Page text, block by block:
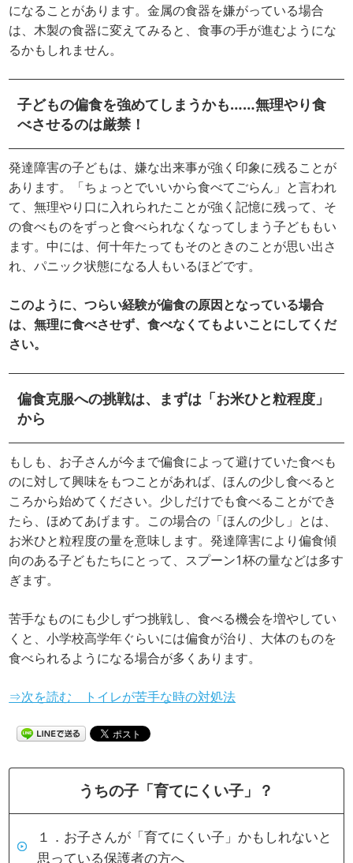
になることがあります。金属の食器を嫌がっている場合
は、木製の食器に変えてみると、食事の手が進むようにな
るかもしれません。
子どもの偏食を強めてしまうかも……無理やり食
べさせるのは厳禁！
発達障害の子どもは、嫌な出来事が強く印象に残ることが
あります。「ちょっとでいいから食べてごらん」と言われ
て、無理やり口に入れられたことが強く記憶に残って、そ
の食べものをずっと食べられなくなってしまう子どももい
ます。中には、何十年たってもそのときのことが思い出さ
れ、パニック状態になる人もいるほどです。
このように、つらい経験が偏食の原因となっている場合
は、無理に食べさせず、食べなくてもよいことにしてくだ
さい。
偏食克服への挑戦は、まずは「お米ひと粒程度」
から
もしも、お子さんが今まで偏食によって避けていた食べも
のに対して興味をもつことがあれば、ほんの少し食べると
ころから始めてください。少しだけでも食べることができ
たら、ほめてあげます。この場合の「ほんの少し」とは、
お米ひと粒程度の量を意味します。発達障害により偏食傾
向のある子どもたちにとって、スプーン1杯の量などは多す
ぎます。
苦手なものにも少しずつ挑戦し、食べる機会を増やしてい
くと、小学校高学年ぐらいには偏食が治り、大体のものを
食べられるようになる場合が多くあります。
⇒次を読む トイレが苦手な時の対処法
うちの子「育てにくい子」？
１．お子さんが「育てにくい子」かもしれないと
思っている保護者の方へ